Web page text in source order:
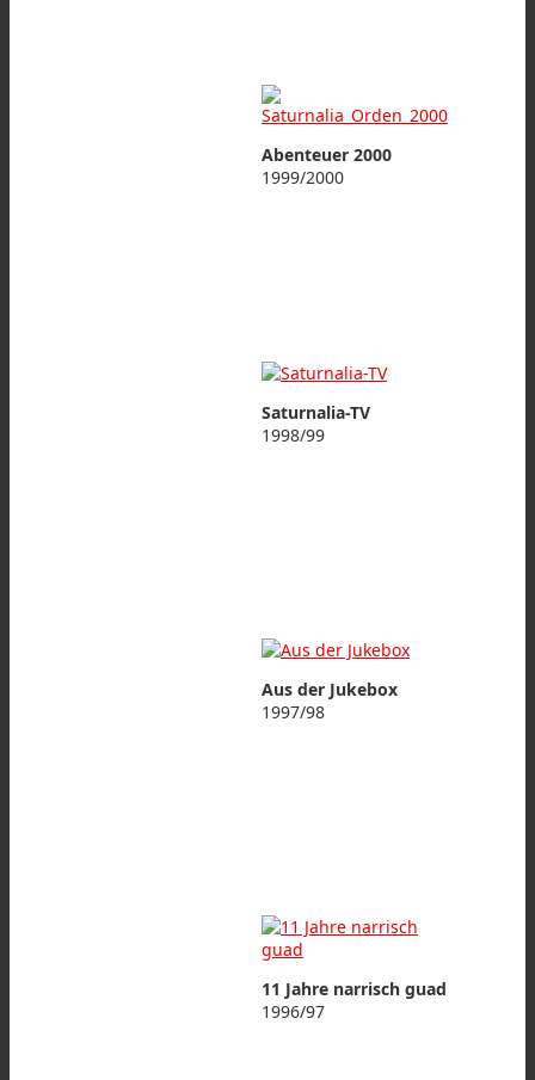
Abenteuer 2000
1999/2000
Saturnalia-TV
1998/99
Aus der Jukebox
1997/98
11 Jahre narrisch guad
1996/97